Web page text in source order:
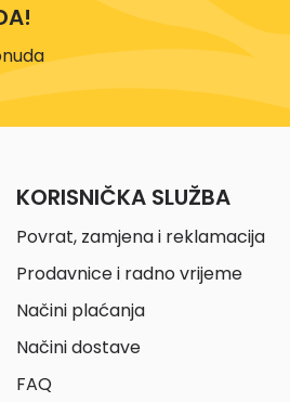
KORISNIČKA SLUŽBA
Povrat, zamjena i reklamacija
Prodavnice i radno vrijeme
Načini plaćanja
Načini dostave
FAQ